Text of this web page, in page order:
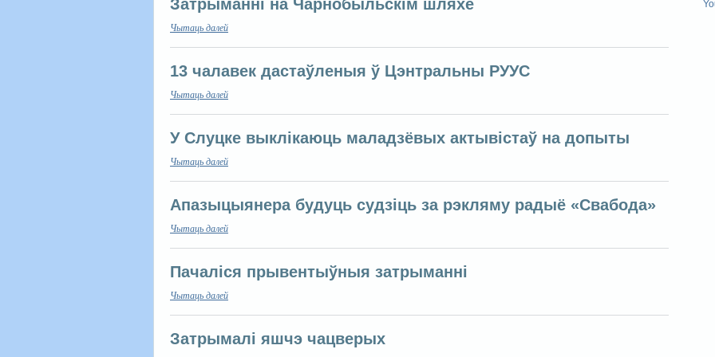
Затрыманні на Чарнобыльскім шляхе
Чытаць далей
13 чалавек дастаўленыя ў Цэнтральны РУУС
Чытаць далей
У Слуцке выклікаюць маладзёвых актывістаў на допыты
Чытаць далей
Апазыцыянера будуць судзіць за рэкляму радыё «Свабода»
Чытаць далей
Пачаліся прывентыўныя затрыманні
Чытаць далей
Затрымалі яшчэ чацверых